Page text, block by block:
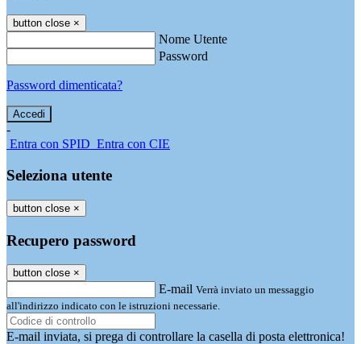
button close ×
Nome Utente
Password
Password dimenticata?
-
Entra con SPID Entra con CIE
Seleziona utente
button close ×
Recupero password
button close ×
E-mail Verrà inviato un messaggio
all'indirizzo indicato con le istruzioni necessarie.
E-mail inviata, si prega di controllare la casella di posta elettronica!